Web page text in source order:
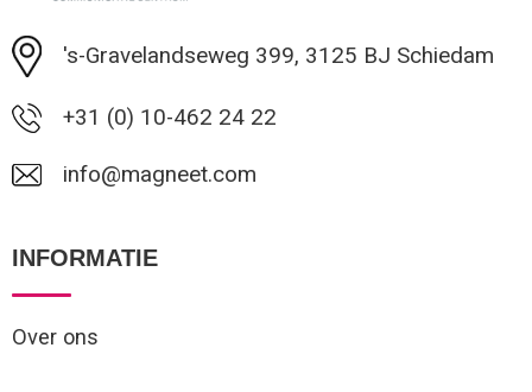
's-Gravelandseweg 399, 3125 BJ Schiedam
+31 (0) 10-462 24 22
info@magneet.com
INFORMATIE
Over ons